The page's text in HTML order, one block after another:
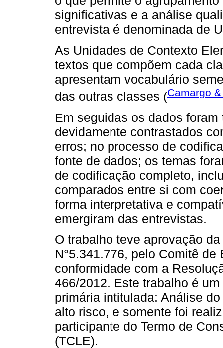
significativas e a análise
entrevista é denominada de
As Unidades de Contexto
textos que compõem cada
apresentam vocabulário
das outras classes (Camargo
Em seguidas os dados
devidamente contrastados
erros; no processo de
fonte de dados; os temas
de codificação completo,
comparados entre si com
forma interpretativa e
emergiram das entrevistas.
O trabalho teve aprovação
N°5.341.776, pelo Comitê
conformidade com a
466/2012. Este trabalho é
primária intitulada: Análise
alto risco, e somente foi
participante do Termo de
(TCLE).